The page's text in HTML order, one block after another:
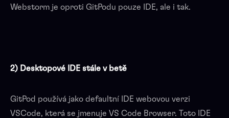
Webstorm je oproti GitPodu pouze IDE, ale i tak.
2) Desktopové IDE stále v betě
GitPod používá jako defaultní IDE webovou verzi
VSCode, která se jmenuje VS Code Browser. Toto IDE